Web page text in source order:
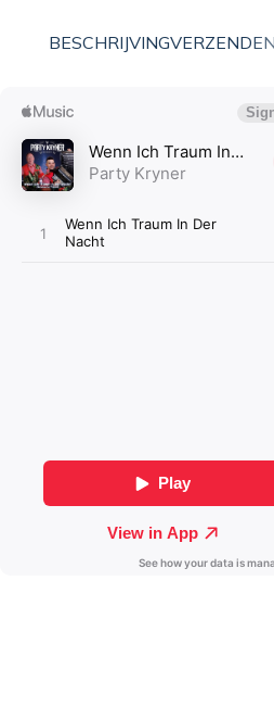
BESCHRIJVINGVERZENDEN